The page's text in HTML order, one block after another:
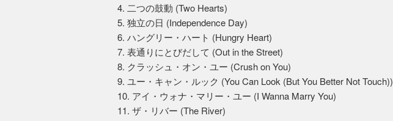
4. 二つの鼓動 (Two Hearts)
5. 独立の日 (Independence Day)
6. ハングリー・ハート (Hungry Heart)
7. 表通りにとびだして (Out in the Street)
8. クラッシュ・オン・ユー (Crush on You)
9. ユー・キャン・ルック (You Can Look (But You Better Not Touch))
10. アイ・ウォナ・マリー・ユー (I Wanna Marry You)
11. ザ・リバー (The River)